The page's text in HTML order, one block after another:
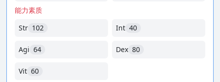
能力素质
Str 102 Int 40
Agi 64 Dex 80
Vit 60